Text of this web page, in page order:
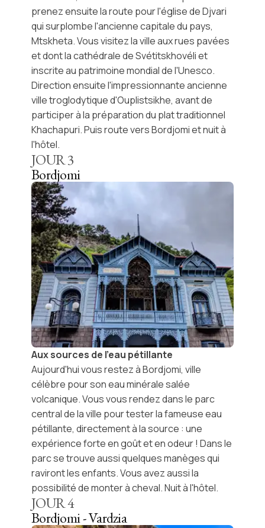
prenez ensuite la route pourl'église de Djvari
qui surplombe l'ancienne capitale du pays,
Mtskheta. Vous visitez la ville aux rues pavées
et dont lacathédrale de Svétitskhovéliet
inscrite au patrimoine mondial de l'Unesco.
Direction ensuite l'impressionnante ancienne
ville troglodytique d'Ouplistsikhe, avant de
participer à la préparation du plat traditionnel
Khachapuri. Puis route vers Bordjomi et nuit à
l'hôtel.
JOUR3
Bordjomi
Aux sources de l'eau pétillante
Aujourd'hui vous restez àBordjomi, ville
célèbre pour son eau minérale salée
volcanique. Vous vous rendez dans le parc
central de la ville pour tester la fameuse eau
pétillante, directement à la source : une
expérience forte en goût et en odeur ! Dans le
parc se trouve aussi quelques manèges qui
raviront les enfants. Vous avez aussi la
possibilité de monter à cheval. Nuit à l'hôtel.
JOUR4
Bordjomi - Vardzia